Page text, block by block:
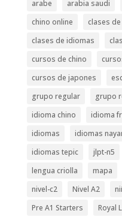
arabe arabia saudi
chino online
clases
clases de idiomas
cursos de chino
cursos de japones
grupo regular
grupo
idioma chino
idioma
idiomas
idiomas
idiomas tepic
jlpt-n5
lengua criolla
mapa
nivel-c2
Nivel A2
Pre A1 Starters
Royal